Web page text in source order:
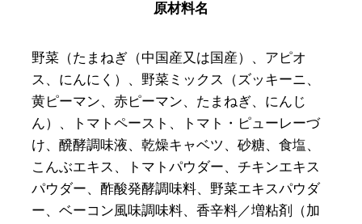
原材料名
野菜（たまねぎ（中国産又は国産）、アピオ
ス、にんにく）、野菜ミックス（ズッキーニ、
黄ピーマン、赤ピーマン、たまねぎ、にんじ
ん）、トマトペースト、トマト・ピューレーづ
け、醗酵調味液、乾燥キャベツ、砂糖、食塩、
こんぶエキス、トマトパウダー、チキンエキス
パウダー、酢酸発酵調味料、野菜エキスパウダ
ー、ベーコン風味調味料、香辛料／増粘剤（加